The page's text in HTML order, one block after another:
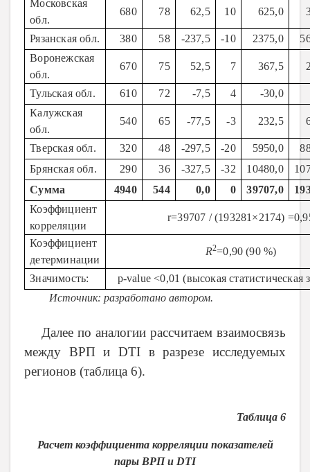
Московская
обл.
680 78 62,5 10 625,0
Рязанская обл. 380 58 -237,5 -10 2375,0
Воронежская
обл.
670 75 52,5 7 367,5
Тульская обл. 610 72 -7,5 4
-30,0
Калужская
обл.
540 65 -77,5 -3 232,5
Тверская обл. 320 48 -297,5 -20 5950,0
Брянская обл.
290 36 -327,5 -32 10480,0
Сумма
4940 544 0,0 0 39707,0
Коэффициент
корреляции
r=39707 / (193281×2174) =
Коэффициент
детерминации
R2=0,90 (90 %)
Значимость:
p-value <0,01 (высокая статистическая
Источник: разработано автором.
Далее по аналогии рассчитаем взаимосвязь
между ВРП и DTI в разрезе исследуемых
регионов (таблица 6).
Таблица 6
Расчет коэффициента корреляции показателей
пары ВРП и DTI